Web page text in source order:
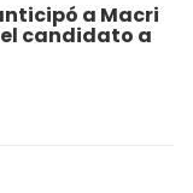
a Macri
candidato a